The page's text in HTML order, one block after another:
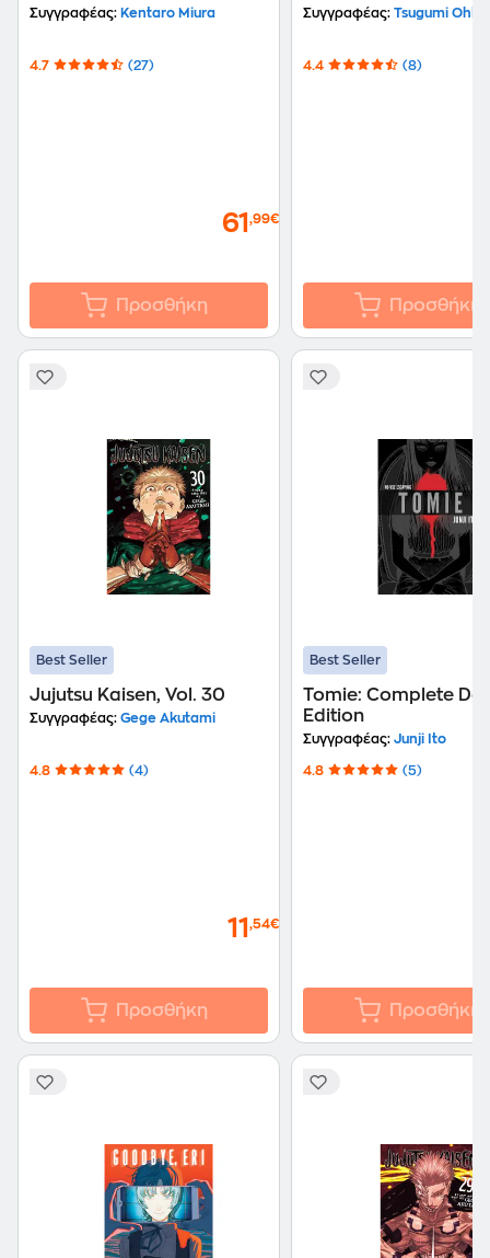
Συγγραφέας: Kentaro Miura
4.7 (27)
61 ,99€
Προσθήκη
Συγγραφέας: Tsugumi Ohba
4.4 (8)
Προσθήκη
Best Seller
Jujutsu Kaisen, Vol. 30
Συγγραφέας: Gege Akutami
4.8 (4)
11 ,54€
Προσθήκη
Best Seller
Tomie: Complete
Edition
Συγγραφέας: Junji Ito
4.8 (5)
Προσθήκη